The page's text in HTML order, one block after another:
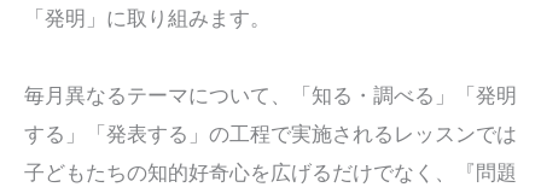
「発明」に取り組みます。
毎月異なるテーマについて、「知る・調べる」「発明
する」「発表する」の工程で実施されるレッスンでは
子どもたちの知的好奇心を広げるだけでなく、『問題